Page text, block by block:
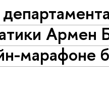
Армен
марафоне